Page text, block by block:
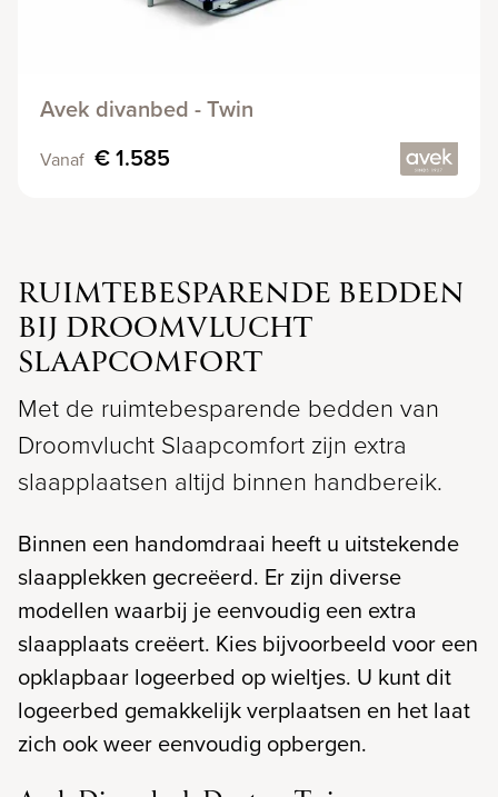
Avek divanbed - Twin
Vanaf € 1.585
RUIMTEBESPARENDE BEDDEN
BIJ DROOMVLUCHT
SLAAPCOMFORT
Met de ruimtebesparende bedden van
Droomvlucht Slaapcomfort zijn extra
slaapplaatsen altijd binnen handbereik.
Binnen een handomdraai heeft u uitstekende
slaapplekken gecreëerd. Er zijn diverse
modellen waarbij je eenvoudig een extra
slaapplaats creëert. Kies bijvoorbeeld voor een
opklapbaar logeerbed op wieltjes. U kunt dit
logeerbed gemakkelijk verplaatsen en het laat
zich ook weer eenvoudig opbergen.